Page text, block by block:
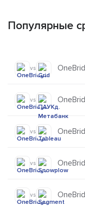
Популярные
vs
vs
vs
vs
vs